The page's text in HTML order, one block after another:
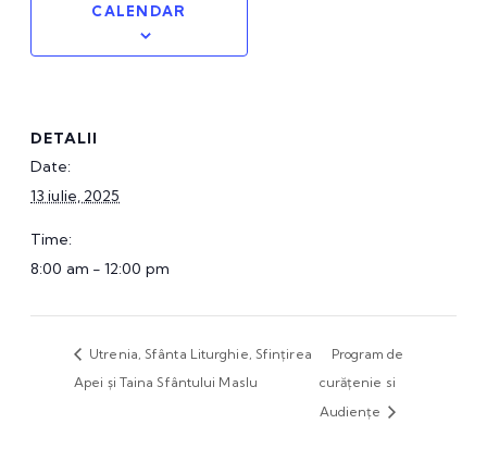
CALENDAR
DETALII
Date:
13 iulie, 2025
Time:
8:00 am - 12:00 pm
Utrenia, Sfânta Liturghie, Sfințirea
Apei și Taina Sfântului Maslu
Program de
curățenie si
Audiențe